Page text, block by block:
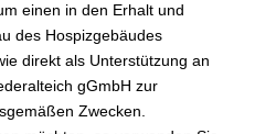
einen in den Erhalt und
des Hospizgebäudes
direkt als Unterstützung an
gGmbH zur
Zwecken.